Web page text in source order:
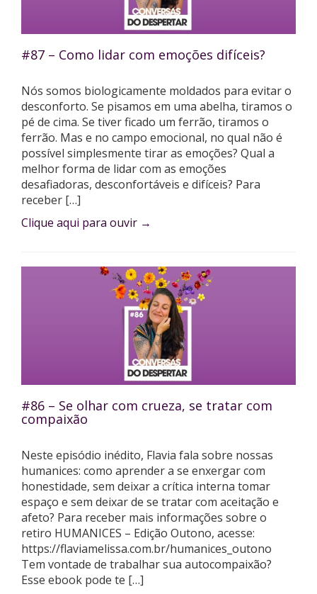
#87 – Como lidar com emoções difíceis?
Nós somos biologicamente moldados para evitar o
desconforto. Se pisamos em uma abelha, tiramos o
pé de cima. Se tiver ficado um ferrão, tiramos o
ferrão. Mas e no campo emocional, no qual não é
possível simplesmente tirar as emoções? Qual a
melhor forma de lidar com as emoções
desafiadoras, desconfortáveis e difíceis? Para
receber […]
Clique aqui para ouvir →
#86 – Se olhar com crueza, se tratar com
compaixão
Neste episódio inédito, Flavia fala sobre nossas
humanices: como aprender a se enxergar com
honestidade, sem deixar a crítica interna tomar
espaço e sem deixar de se tratar com aceitação e
afeto? Para receber mais informações sobre o
retiro HUMANICES – Edição Outono, acesse:
⁠https://flaviamelissa.com.br/humanices_outono⁠
Tem vontade de trabalhar sua autocompaixão?
Esse ebook pode te […]